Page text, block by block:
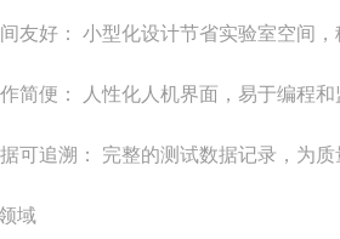
友好： 小型化设计节省实验室空间，
简便： 人性化人机界面，易于编程
可追溯： 完整的测试数据记录，为质
域